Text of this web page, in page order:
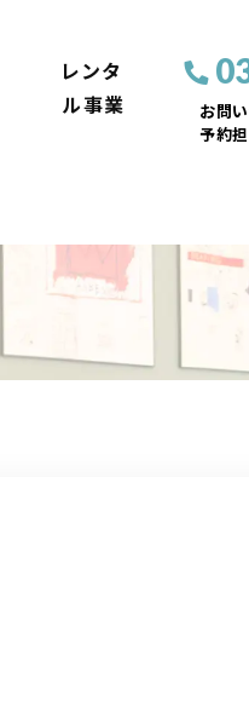
レンタ
ル事業
お問
予約